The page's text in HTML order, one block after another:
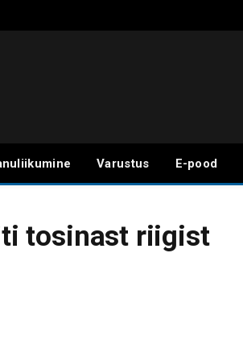
Varustus E-pood
tosinast riigist